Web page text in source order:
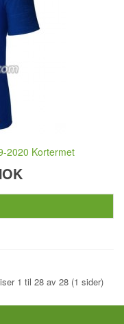
2020 Kortermet
1 til 28 av 28 (1 sider)